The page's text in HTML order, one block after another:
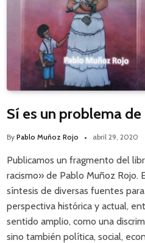
Sí es un problema
By Pablo Muñoz Rojo abril 29, 2020
Publicamos un fragmento del
racismo» de Pablo Muñoz Rojo.
síntesis de diversas fuentes
perspectiva histórica y actual,
sentido amplio, como una
sino también política, social,